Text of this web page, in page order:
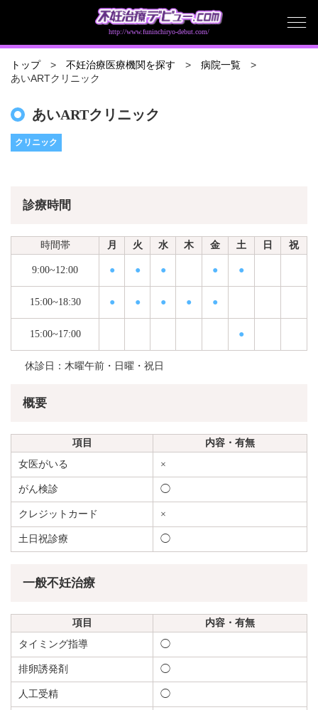
http://www.funinchiryo-debut.com/
トップ 不妊治療医療機関を探す 病院一覧
あいARTクリニック
あいARTクリニック
クリニック
診療時間
時間帯 月 火 水 木 金 土 日 祝
9:00~12:00 ● ● ● ● ●
15:00~18:30 ● ● ● ● ●
15:00~17:00 ●
休診日：木曜午前・日曜・祝日
概要
項目
内容・有無
女医がいる
×
がん検診 ◯
クレジットカード ×
土日祝診療 ◯
一般不妊治療
項目
内容・有無
タイミング指導
◯
排卵誘発剤 ◯
人工受精 ◯